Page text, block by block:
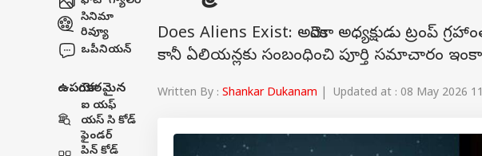
సినిమా
రివ్యూ
ఒపీనియన్
ఉపయోగకరమైన
ఐ యఫ్
యస్ సి కోడ్
ఫైండర్
పిన్ కోడ్
Does Aliens Exist: అమెరికా అధ్యక్షుడు ట్రంప్
కానీ ఏలియన్లకు సంబంధించి పూర్తి సమాచారం
Written By : Shankar Dukanam | Updated at : 08 May 2026